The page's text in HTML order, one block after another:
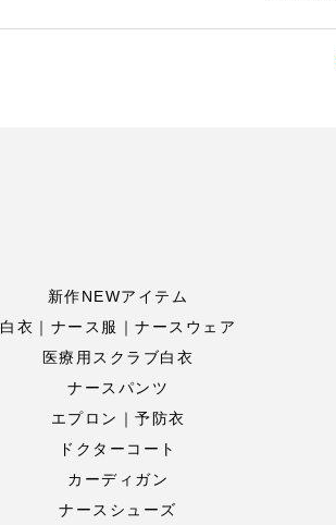
新作NEWアイテム
白衣｜ナース服｜ナースウェア
医療用スクラブ白衣
ナースパンツ
エプロン｜予防衣
ドクターコート
カーディガン
ナースシューズ